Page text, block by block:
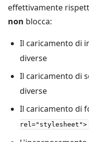
effettivamente
non blocca:
Il caricamento di
diverse
Il caricamento di
diverse
Il caricamento di
rel="stylesheet">